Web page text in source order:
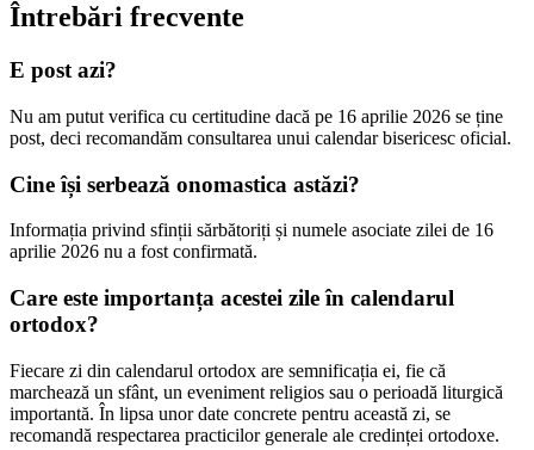
Întrebări frecvente
E post azi?
Nu am putut verifica cu certitudine dacă pe 16 aprilie 2026 se ține
post, deci recomandăm consultarea unui calendar bisericesc oficial.
Cine își serbează onomastica astăzi?
Informația privind sfinții sărbătoriți și numele asociate zilei de 16
aprilie 2026 nu a fost confirmată.
Care este importanța acestei zile în calendarul
ortodox?
Fiecare zi din calendarul ortodox are semnificația ei, fie că
marchează un sfânt, un eveniment religios sau o perioadă liturgică
importantă. În lipsa unor date concrete pentru această zi, se
recomandă respectarea practicilor generale ale credinței ortodoxe.